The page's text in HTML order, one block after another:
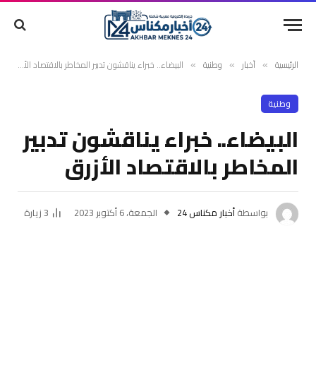
الرئيسية » أخبار » وطنية » البيضاء.. خبراء يناقشون تدبير المخاطر بالاقتصاد الأزرق
وطنية
البيضاء.. خبراء يناقشون تدبير
المخاطر بالاقتصاد الأزرق
بواسطةأخبار مكناس 24 الجمعة، 6 أكتوبر 2023 3زيارة